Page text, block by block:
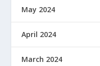
May 2024
April 2024
March 2024